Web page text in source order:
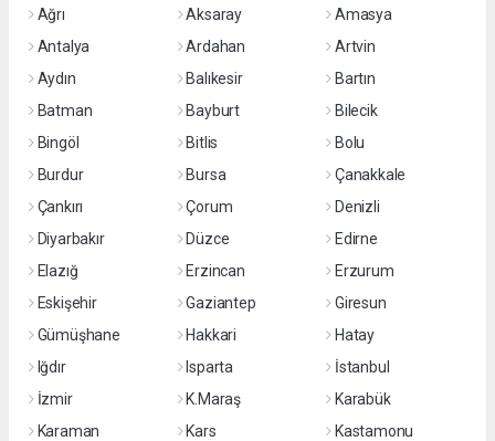
Ağrı
Aksaray
Amasya
Antalya
Ardahan
Artvin
Aydın
Balıkesir
Bartın
Batman
Bayburt
Bilecik
Bingöl
Bitlis
Bolu
Burdur
Bursa
Çanakkale
Çankırı
Çorum
Denizli
Diyarbakır
Düzce
Edirne
Elazığ
Erzincan
Erzurum
Eskişehir
Gaziantep
Giresun
Gümüşhane
Hakkari
Hatay
Iğdır
Isparta
İstanbul
İzmir
K.Maraş
Karabük
Karaman
Kars
Kastamonu